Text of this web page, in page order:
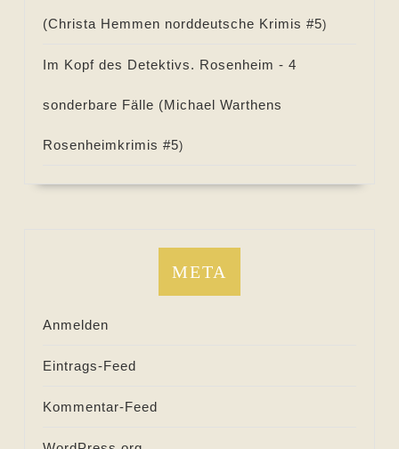
(Christa Hemmen norddeutsche Krimis #5)
Im Kopf des Detektivs. Rosenheim - 4
sonderbare Fälle (Michael Warthens
Rosenheimkrimis #5)
META
Anmelden
Eintrags-Feed
Kommentar-Feed